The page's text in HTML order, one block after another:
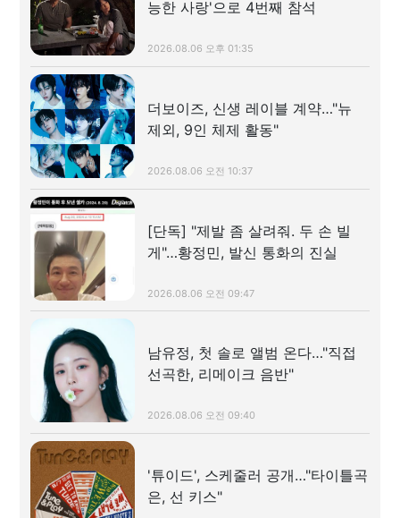
능한 사랑'으로 4번째 참석
2026.08.06 오후 01:35
더보이즈, 신생 레이블 계약…"뉴
제외, 9인 체제 활동"
2026.08.06 오전 10:37
[단독] "제발 좀 살려줘. 두 손 빌
게"…황정민, 발신 통화의 진실
2026.08.06 오전 09:47
남유정, 첫 솔로 앨범 온다…"직접
선곡한, 리메이크 음반"
2026.08.06 오전 09:40
'튜이드', 스케줄러 공개…"타이틀곡
은, 선 키스"